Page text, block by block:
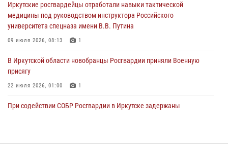
в ведомстве
29 июля 2026, 03:44
Иркутские росгвардейцы отработали навыки тактической
медицины под руководством инструктора Российского
университета спецназа имени В.В. Путина
09 июля 2026, 08:13 1
В Иркутской области новобранцы Росгвардии приняли Военную
присягу
22 июля 2026, 01:00 1
При содействии СОБР Росгвардии в Иркутске задержаны